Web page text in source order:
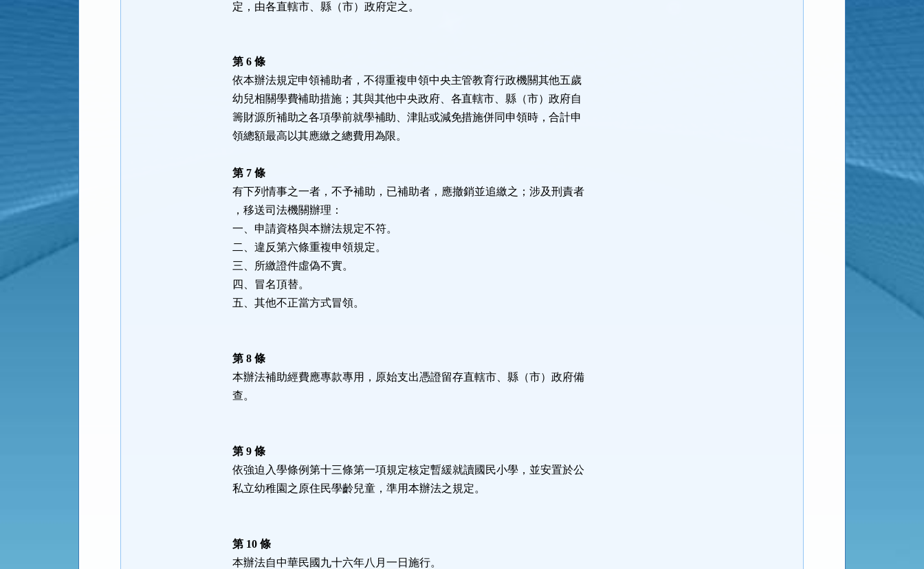
定，由各直轄市、縣（市）政府定之。
第 6 條
依本辦法規定申領補助者，不得重複申領中央主管教育行政機關其他五歲
幼兒相關學費補助措施；其與其他中央政府、各直轄市、縣（市）政府自
籌財源所補助之各項學前就學補助、津貼或減免措施併同申領時，合計申
領總額最高以其應繳之總費用為限。
第 7 條
有下列情事之一者，不予補助，已補助者，應撤銷並追繳之；涉及刑責者
，移送司法機關辦理：
一、申請資格與本辦法規定不符。
二、違反第六條重複申領規定。
三、所繳證件虛偽不實。
四、冒名頂替。
五、其他不正當方式冒領。
第 8 條
本辦法補助經費應專款專用，原始支出憑證留存直轄市、縣（市）政府備
查。
第 9 條
依強迫入學條例第十三條第一項規定核定暫緩就讀國民小學，並安置於公
私立幼稚園之原住民學齡兒童，準用本辦法之規定。
第 10 條
本辦法自中華民國九十六年八月一日施行。